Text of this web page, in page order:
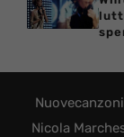
Nicola